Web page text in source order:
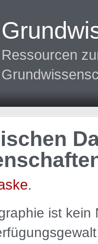
Ressourcen
.
ist kein